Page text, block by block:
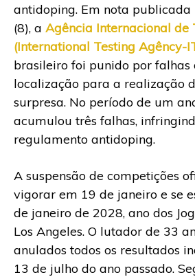
antidoping. Em nota publicada
(8), a Agência Internacional de
(International Testing Agêncy-
brasileiro foi punido por falhas
localização para a realização
surpresa. No período de um
acumulou três falhas,
regulamento antidoping.
A suspensão de competições
vigorar em 19 de janeiro e se
de janeiro de 2028, ano dos
Los Angeles. O lutador de 33
anulados todos os resultados
13 de julho do ano passado.